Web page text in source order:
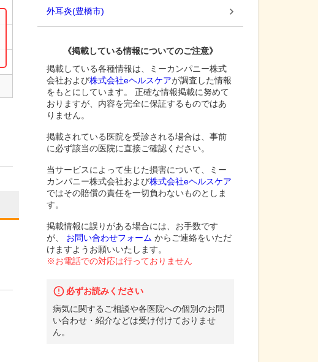
外耳炎(豊橋市)
《掲載している情報についてのご注意》
掲載している各種情報は、ミーカンパニー株式
会社および株式会社eヘルスケアが調査した情報
をもとにしています。 正確な情報掲載に努めて
おりますが、内容を完全に保証するものではあ
りません。
掲載されている医院を受診される場合は、事前
に必ず該当の医院に直接ご確認ください。
当サービスによって生じた損害について、ミー
カンパニー株式会社および株式会社eヘルスケア
ではその賠償の責任を一切負わないものとしま
す。
掲載情報に誤りがある場合には、お手数です
が、
お問い合わせフォーム からご連絡をいただ
けますようお願いいたします。
※お電話での対応は行っておりません
必ずお読みください
病気に関するご相談や各医院への個別のお問
い合わせ・紹介などは受け付けておりませ
ん。